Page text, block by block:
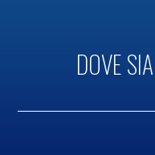
DOVE